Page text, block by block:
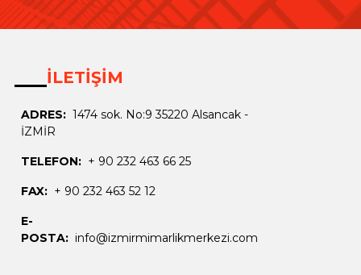
İLETİŞİM
ADRES: 1474 sok. No:9 35220 Alsancak -
İZMİR
TELEFON: + 90 232 463 66 25
FAX: + 90 232 463 52 12
E-
POSTA: info@izmirmimarlikmerkezi.com